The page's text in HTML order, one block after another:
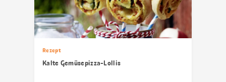
Rezept
Kalte Gemüsepizza-Lollis